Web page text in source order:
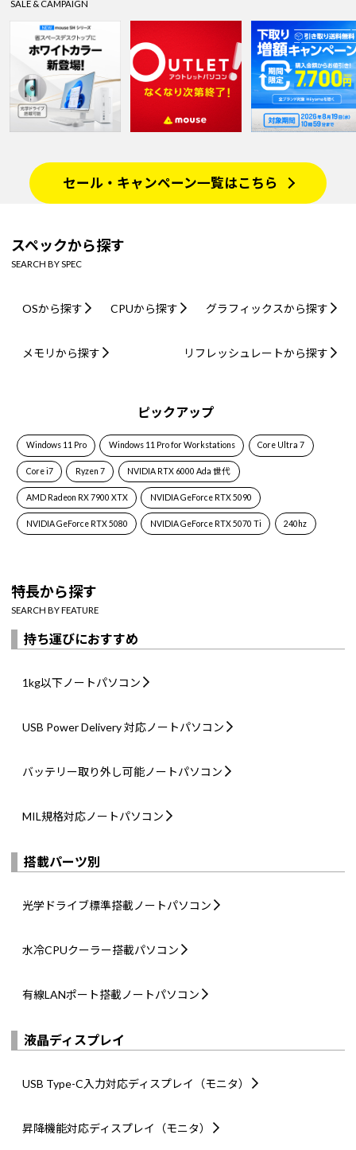
SALE & CAMPAIGN
セール・キャンペーン一覧はこちら
スペックから探す
SEARCH BY SPEC
OSから探す CPUから探す グラフィックスから探す
メモリから探す リフレッシュレートから探す
ピックアップ
Windows 11 Pro Windows 11 Pro for Workstations Core Ultra 7
Core i7 Ryzen 7 NVIDIA RTX 6000 Ada 世代
AMD Radeon RX 7900 XTX NVIDIA GeForce RTX 5090
NVIDIA GeForce RTX 5080 NVIDIA GeForce RTX 5070 Ti 240hz
特長から探す
SEARCH BY FEATURE
持ち運びにおすすめ
1kg以下 ノートパソコン
USB Power Delivery 対応ノートパソコン
バッテリー取り外し可能ノートパソコン
MIL規格対応ノートパソコン
搭載パーツ別
光学ドライブ標準搭載ノートパソコン
水冷CPUクーラー搭載パソコン
有線LANポート搭載ノートパソコン
液晶ディスプレイ
USB Type-C入力対応ディスプレイ（モニタ）
昇降機能対応ディスプレイ（モニタ）